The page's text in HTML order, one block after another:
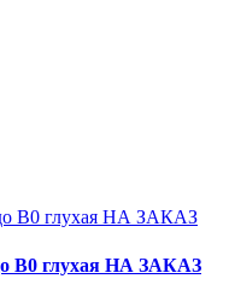
В0 глухая НА ЗАКАЗ